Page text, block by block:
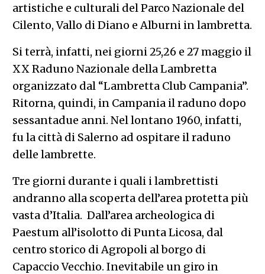
artistiche e culturali del Parco Nazionale del
Cilento, Vallo di Diano e Alburni in lambretta.
Si terrà, infatti, nei giorni 25,26 e 27 maggio il
XX Raduno Nazionale della Lambretta
organizzato dal “Lambretta Club Campania”.
Ritorna, quindi, in Campania il raduno dopo
sessantadue anni. Nel lontano 1960, infatti,
fu la città di Salerno ad ospitare il raduno
delle lambrette.
Tre giorni durante i quali i lambrettisti
andranno alla scoperta dell’area protetta più
vasta d’Italia. Dall’area archeologica di
Paestum all’isolotto di Punta Licosa, dal
centro storico di Agropoli al borgo di
Capaccio Vecchio. Inevitabile un giro in